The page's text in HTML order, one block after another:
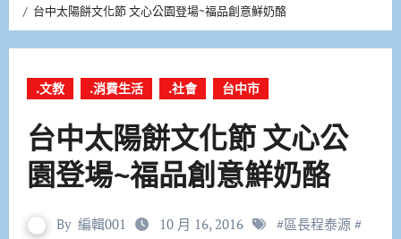
台中太陽餅文化節 文心公園登場~福品創意鮮奶酪
.文教 .消費生活 .社會 台中市
台中太陽餅文化節 文心公
園登場~福品創意鮮奶酪
By 編輯001 10 月 16, 2016 #區長程泰源 #